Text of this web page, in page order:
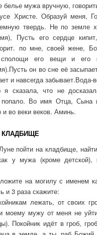
белье мужа вручную,
Христе. Образуй меня,
твердь. Не по земле
Пусть его сердце
по мне, своей жене,
его вещи и его
он во сне её
и навсегда
я сказала, что не
Во имя Отца, Сына
во веки веков. Аминь.
пойти на кладбище,
у мужа (кроме детской),
на могилу с именем
и 3 раза скажите:
лежать, от своих
моему мужу от меня не
Покойник идёт в гроб,